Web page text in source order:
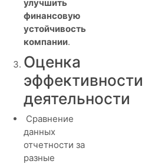
улучшить
финансовую
устойчивость
компании.
Оценка
эффективности
деятельности
Сравнение
данных
отчетности за
разные